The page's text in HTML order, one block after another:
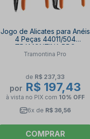
Jogo de Alicates para Anéis
4 Peças 44011/504
TRAMONTINA PRO
Tramontina Pro
de R$ 237,33
por R$ 197,43
à vista no PIX com 10% OFF
6x de R$ 36,56
COMPRAR